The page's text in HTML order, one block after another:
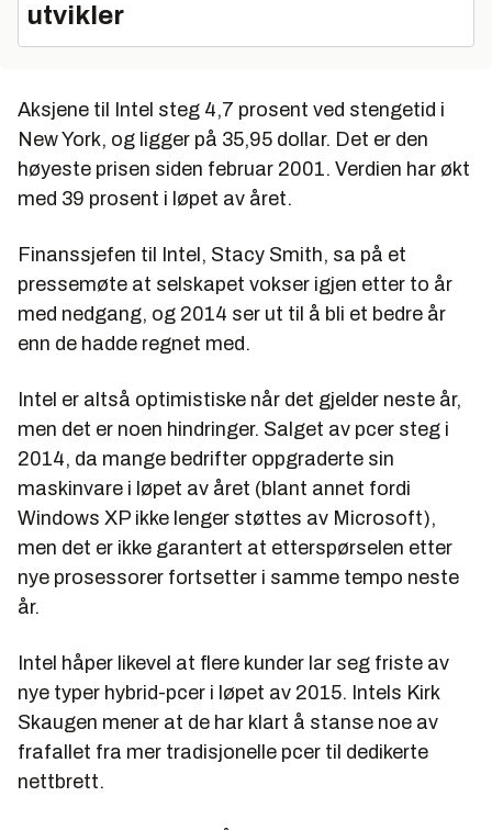
utvikler
Aksjene til Intel steg 4,7 prosent ved stengetid i
New York, og ligger på 35,95 dollar. Det er den
høyeste prisen siden februar 2001. Verdien har økt
med 39 prosent i løpet av året.
Finanssjefen til Intel, Stacy Smith, sa på et
pressemøte at selskapet vokser igjen etter to år
med nedgang, og 2014 ser ut til å bli et bedre år
enn de hadde regnet med.
Intel er altså optimistiske når det gjelder neste år,
men det er noen hindringer. Salget av pcer steg i
2014, da mange bedrifter oppgraderte sin
maskinvare i løpet av året (blant annet fordi
Windows XP ikke lenger støttes av Microsoft),
men det er ikke garantert at etterspørselen etter
nye prosessorer fortsetter i samme tempo neste
år.
Intel håper likevel at flere kunder lar seg friste av
nye typer hybrid-pcer i løpet av 2015. Intels Kirk
Skaugen mener at de har klart å stanse noe av
frafallet fra mer tradisjonelle pcer til dedikerte
nettbrett.